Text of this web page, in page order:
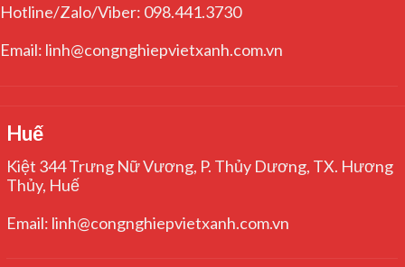
Hotline/Zalo/Viber: 098.441.3730
Email: linh@congnghiepvietxanh.com.vn
Huế
Kiệt 344 Trưng Nữ Vương, P. Thủy Dương, TX. Hương
Thủy, Huế
Email: linh@congnghiepvietxanh.com.vn